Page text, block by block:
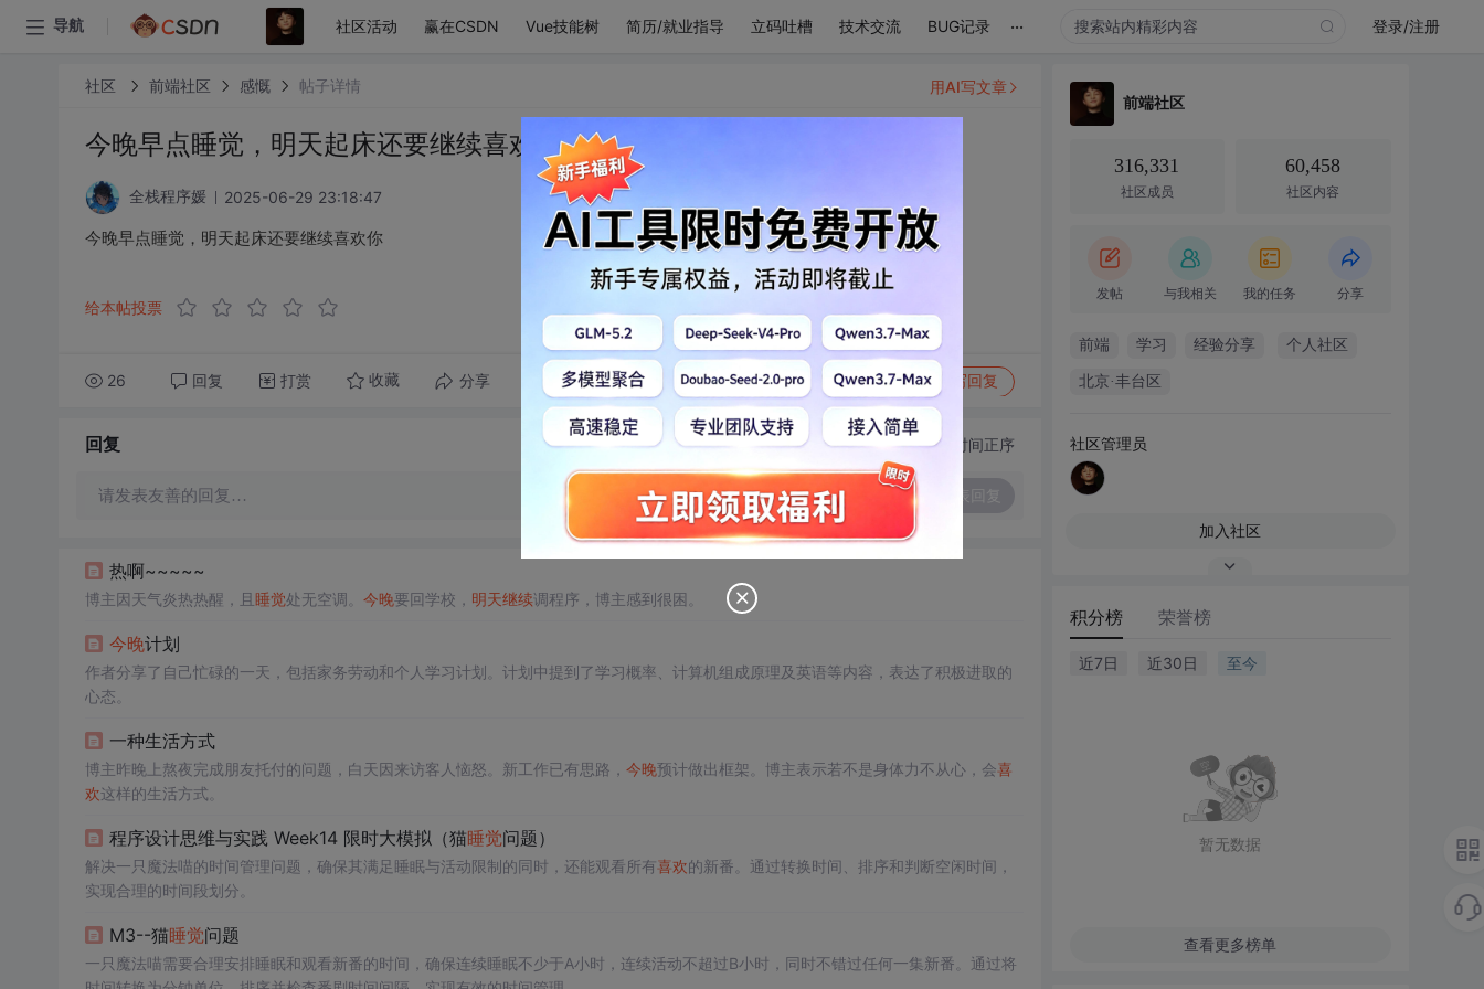
导航 社区活动 赢在CSDN Vue技能树 简历/就业指导 立码吐槽 技术交流 BUG记录 ... 登录/注册
社区 前端社区 感慨 帖子详情
今晚早点睡觉，明天起床还要继续喜欢你
全栈程序媛 2025-06-29 23:18:47
今晚早点睡觉，明天起床还要继续喜欢你
给本帖投票
26 回复 打赏 收藏 分享 转发到动态 举报 写回复
用AI写文章
回复 切换为时间正序
请发表友善的回复…
热啊~~~~~
博主因天气炎热热醒，且睡觉处无空调。 今晚要回学校， 明天继续调程序，博主感到很困。
今晚计划
作者分享了自己忙碌的一天，包括家务劳动和个人学习计划。计划中提到了学习概率、计算机组成原理及英语等内容，表达了积极进取的
心态。
一种生活方式
博主昨晚上熬夜完成朋友托付的问题，白天因来访客人恼怒。新工作已有思路， 今晚预计做出框架。博主表示若不是身体力不从心，会喜
欢这样的生活方式。
程序设计思维与实践 Week14 限时大模拟（猫睡觉问题）
解决一只魔法喵的时间管理问题，确保其满足睡眠与活动限制的同时，还能观看所有喜欢的新番。通过转换时间、排序和判断空闲时间，
实现合理的时间段划分。
M3--猫睡觉问题
一只魔法喵需要合理安排睡眠和观看新番的时间，确保连续睡眠不少于A小时，连续活动不超过B小时，同时不错过任何一集新番。通过将
前端社区
316,331
社区成员
60,458
社区内容
发帖 与我相关 我的任务 分享
前端 学习 经验分享 个人社区
北京·丰台区
社区管理员
加入社区
积分榜 荣誉榜
近7日 近30日 至今
暂无数据
查看更多榜单